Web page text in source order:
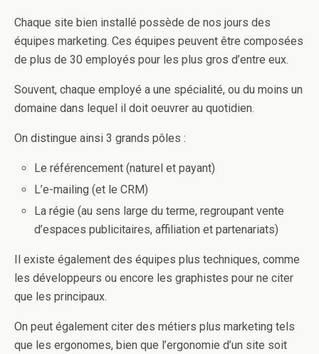
Chaque site bien installé possède de nos jours des
équipes marketing. Ces équipes peuvent être composées
de plus de 30 employés pour les plus gros d’entre eux.
Souvent, chaque employé a une spécialité, ou du moins un
domaine dans lequel il doit oeuvrer au quotidien.
On distingue ainsi 3 grands pôles :
Le référencement (naturel et payant)
L’e-mailing (et le CRM)
La régie (au sens large du terme, regroupant vente
d’espaces publicitaires, affiliation et partenariats)
Il existe également des équipes plus techniques, comme
les développeurs ou encore les graphistes pour ne citer
que les principaux.
On peut également citer des métiers plus marketing tels
que les ergonomes, bien que l’ergonomie d’un site soit